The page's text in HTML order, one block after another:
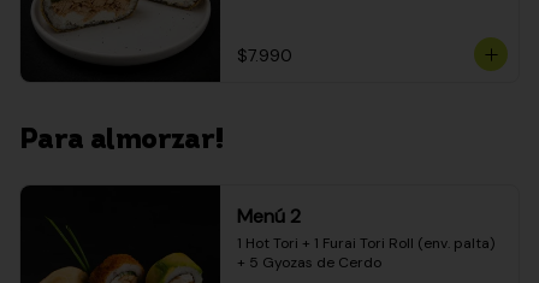
$7.990
Para almorzar!
Menú 2
1 Hot Tori + 1 Furai Tori Roll (env. palta)
+ 5 Gyozas de Cerdo